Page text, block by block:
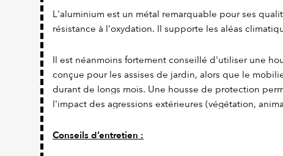
L'aluminium est un métal remarquable pour ses
résistance à l'oxydation. Il supporte les aléas
Il est néanmoins fortement conseillé d'utiliser une
conçue pour les assises de jardin, alors que le
durant de longs mois. Une housse de protection
l'impact des agressions extérieures (végétation,
Conseils d’entretien :